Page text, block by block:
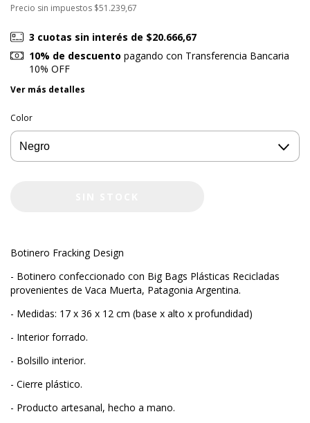
Precio sin impuestos $51.239,67
3 cuotas sin interés de $20.666,67
10% de descuento pagando con Transferencia Bancaria
10% OFF
Ver más detalles
Color
Botinero Fracking Design
- Botinero confeccionado con Big Bags Plásticas Recicladas
provenientes de Vaca Muerta, Patagonia Argentina.
- Medidas: 17 x 36 x 12 cm (base x alto x profundidad)
- Interior forrado.
- Bolsillo interior.
- Cierre plástico.
- Producto artesanal, hecho a mano.